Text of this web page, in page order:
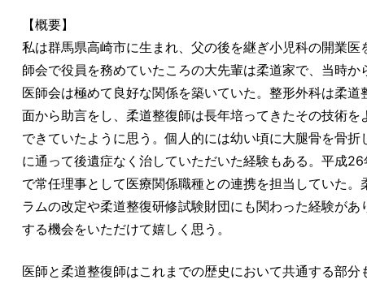
【概要】
私は群馬県高崎市に生まれ、父の後を継ぎ小児科の開業医
師会で役員を務めていたころの大先輩は柔道家で、当時か
医師会は極めて良好な関係を築いていた。整形外科は柔道
面から助言をし、柔道整復師は長年培ってきたその技術を
できていたように思う。個人的には幼い頃に大腿骨を骨折
に通って後遺症なく治していただいた経験もある。平成
で常任理事として医療関係職種との連携を担当していた。
ラムの改定や柔道整復研修試験財団にも関わった経験があ
する機会をいただけて嬉しく思う。
医師と柔道整復師はこれまでの歴史において共通する部